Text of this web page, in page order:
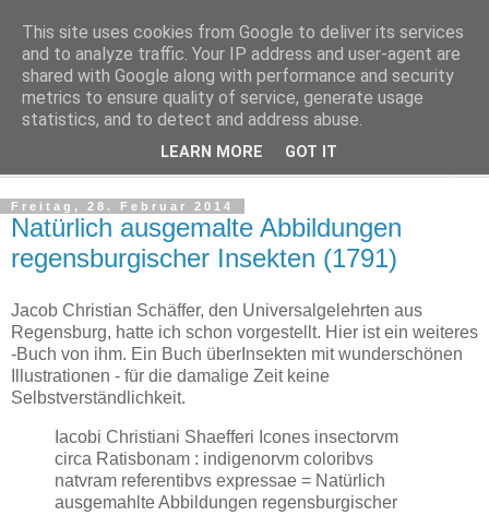
Regensburger Tagebuch
Notizen aus der nördlichsten Stadt Italiens
Freitag, 28. Februar 2014
Natürlich ausgemalte Abbildungen
regensburgischer Insekten (1791)
Jacob Christian Schäffer, den Universalgelehrten aus
Regensburg, hatte ich schon vorgestellt. Hier ist ein weiteres
-Buch von ihm. Ein Buch überInsekten mit wunderschönen
Illustrationen - für die damalige Zeit keine
Selbstverständlichkeit.
Iacobi Christiani Shaefferi Icones insectorvm
circa Ratisbonam : indigenorvm coloribvs
natvram referentibvs expressae = Natürlich
ausgemahlte Abbildungen regensburgischer
This site uses cookies from Google to deliver its services
and to analyze traffic. Your IP address and user-agent are
shared with Google along with performance and security
metrics to ensure quality of service, generate usage
statistics, and to detect and address abuse.
LEARN MORE GOT IT